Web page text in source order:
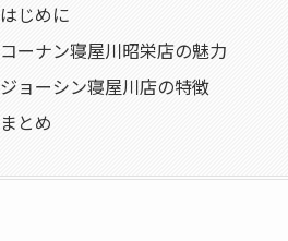
はじめに
コーナン寝屋川昭栄店の魅力
ジョーシン寝屋川店の特徴
まとめ